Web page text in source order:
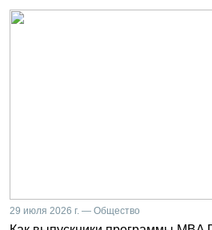
29 июля 2026 г. — Общество